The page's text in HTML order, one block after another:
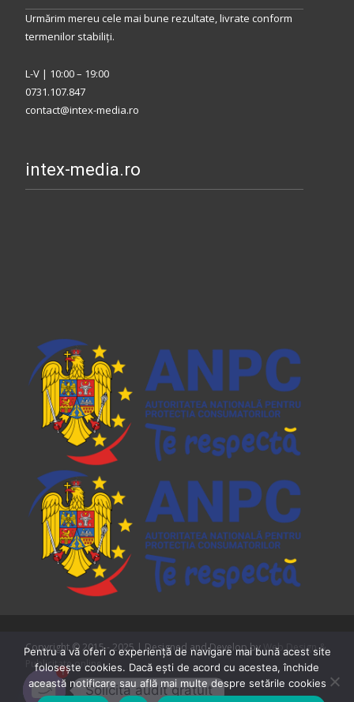
Urmărim mereu cele mai bune rezultate, livrate conform
termenilor stabiliţi.
L-V | 10:00 – 19:00
0731.107.847
contact@intex-media.ro
intex-media.ro
Copyright © 2015 - 2025 | Designed and Develop byWeb Design &
Publicitate online
Pentru a vă oferi o experiență de navigare mai bună acest site
folosește cookies. Dacă ești de acord cu acestea, închide
această notificare sau află mai multe despre setările cookies
Solicita audit gratuit
1